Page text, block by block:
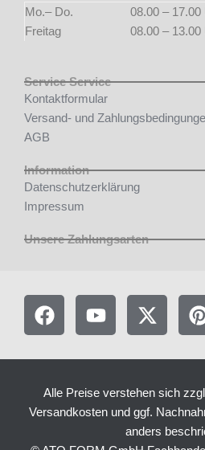
Mo.– Do.
08.00 – 17.00
Freitag
08.00 – 13.00
Service Service
Kontaktformular
Versand- und
AGB
Information
Datenschutzerklärung
Impressum
Unsere Zahlungsarten
F
a
e
b
o
k
Y
o
t
b
X
-
w
t
t
e
i
t
e
r
Alle Preise verstehen sich
Versandkosten und ggf.
anders